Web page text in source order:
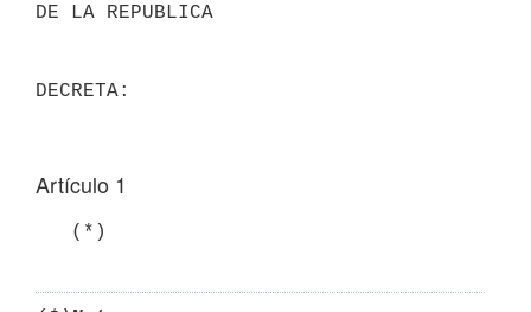
DE LA REPUBLICA
Artículo 1
   (*)